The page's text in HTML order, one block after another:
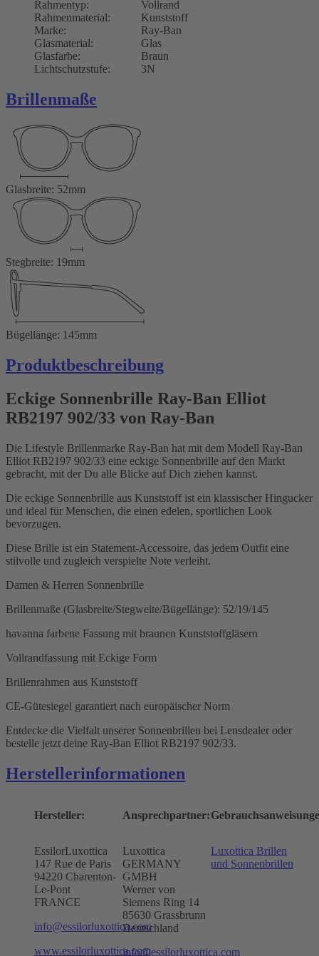
Rahmentyp:
Vollrand
Rahmenmaterial:
Kunststoff
Marke:
Ray-Ban
Glasmaterial:
Glas
Glasfarbe:
Braun
Lichtschutzstufe:
3N
Brillenmaße
Glasbreite: 52mm
Stegbreite: 19mm
Bügellänge: 145mm
Produktbeschreibung
Eckige Sonnenbrille Ray-Ban Elliot
RB2197 902/33 von Ray-Ban
Die Lifestyle Brillenmarke Ray-Ban hat mit dem Modell Ray-Ban
Elliot RB2197 902/33 eine eckige Sonnenbrille auf den Markt
gebracht, mit der Du alle Blicke auf Dich ziehen kannst.
Die eckige Sonnenbrille aus Kunststoff ist ein klassischer Hingucker
und ideal für Menschen, die einen edelen, sportlichen Look
bevorzugen.
Diese Brille ist ein Statement-Accessoire, das jedem Outfit eine
stilvolle und zugleich verspielte Note verleiht.
Damen & Herren Sonnenbrille
Brillenmaße (Glasbreite/Stegweite/Bügellänge): 52/19/145
havanna farbene Fassung mit braunen Kunststoffgläsern
Vollrandfassung mit Eckige Form
Brillenrahmen aus Kunststoff
CE-Gütesiegel garantiert nach europäischer Norm
Entdecke die Vielfalt unserer Sonnenbrillen bei Lensdealer oder
bestelle jetzt deine Ray-Ban Elliot RB2197 902/33.
Herstellerinformationen
Hersteller:
EssilorLuxottica
147 Rue de Paris
94220 Charenton-
Le-Pont
FRANCE
info@essilorluxottica.com
www.essilorluxottica.com
Ansprechpartner:
Luxottica
GERMANY
GMBH
Werner von
Siemens Ring 14
85630 Grassbrunn
Deutschland
info@essilorluxottica.com
Luxottica Brillen
und Sonnenbrillen